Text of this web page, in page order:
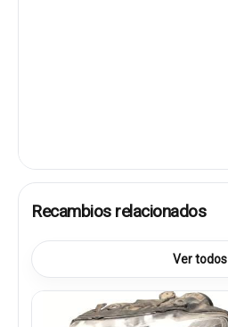
Recambios relacionados
Ver todos